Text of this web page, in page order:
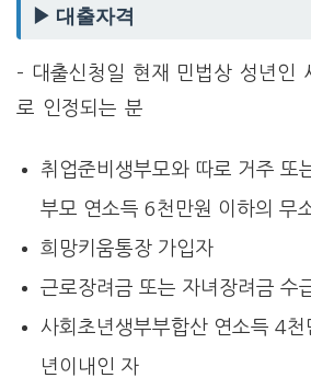
▶ 대출자격
– 대출신청일 현재 민법상 성년인
로 인정되는 분
취업준비생부모와 따로 거주 또
부모 연소득 6천만원 이하의 무
희망키움통장 가입자
근로장려금 또는 자녀장려금 수
사회초년생부부합산 연소득 4
년이내인 자